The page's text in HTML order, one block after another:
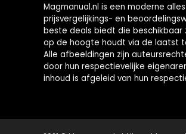
Magmanual.nl is een moderne
prijsvergelijkings- en
beste deals biedt die beschikbaar
op de hoogte houdt via de laatst
Alle afbeeldingen zijn
door hun respectievelijke
inhoud is afgeleid van hun